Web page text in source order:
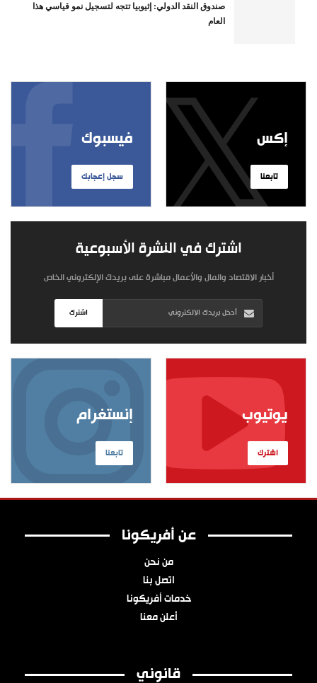
صندوق النقد الدولي: إثيوبيا تتجه لتسجيل نمو قياسي هذا
العام
فيسبوك
سجل إعجابك
إكس
تابعنا
اشترك في النشرة الأسبوعية
أخبار الاقتصاد والمال والأعمال مباشرة على بريدك الإلكتروني الخاص
اشترك
إنستغرام
تابعنا
يوتيوب
اشترك
عن أفريكونا
من نحن
اتصل بنا
خدمات أفريكونا
أعلن معنا
قانوني